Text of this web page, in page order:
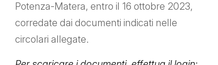
Potenza-Matera, entro il 16 ottobre 2023,
corredate dai documenti indicati nelle
circolari allegate.